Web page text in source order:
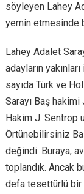
söyleyen Lahey
yemin etmesinde
Lahey Adalet
adayların
sayıda Türk ve
Sarayı Baş hakimi
Hakim J. Sentrop
Örtünebilirsiniz
değindi. Buraya,
toplandık. Ancak
defa tesettürlü bir